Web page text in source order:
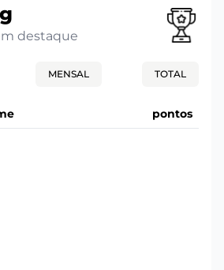
destaque
MENSAL TOTAL
pontos